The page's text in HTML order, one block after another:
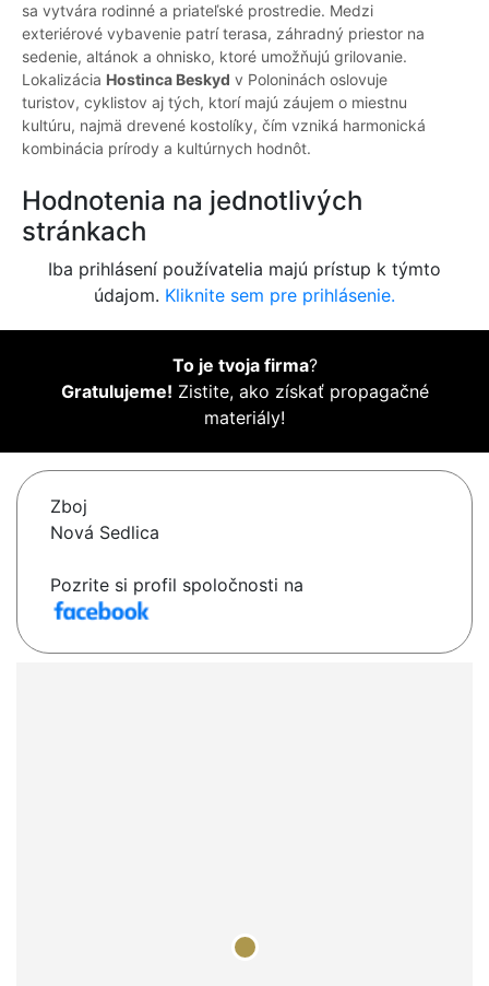
sa vytvára rodinné a priateľské prostredie. Medzi
exteriérové vybavenie patrí terasa, záhradný priestor na
sedenie, altánok a ohnisko, ktoré umožňujú grilovanie.
Lokalizácia Hostinca Beskyd v Poloninách oslovuje
turistov, cyklistov aj tých, ktorí majú záujem o miestnu
kultúru, najmä drevené kostolíky, čím vzniká harmonická
kombinácia prírody a kultúrnych hodnôt.
Hodnotenia na jednotlivých
stránkach
Iba prihlásení používatelia majú prístup k týmto
údajom. Kliknite sem pre prihlásenie.
To je tvoja firma?
Gratulujeme! Zistite, ako získať propagačné
materiály!
Zboj
Nová Sedlica
Pozrite si profil spoločnosti na